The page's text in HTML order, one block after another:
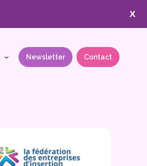
X
Newsletter Contact